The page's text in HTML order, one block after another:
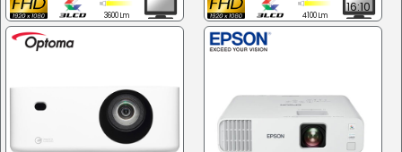
3600 Lm 4100 Lm
16:10